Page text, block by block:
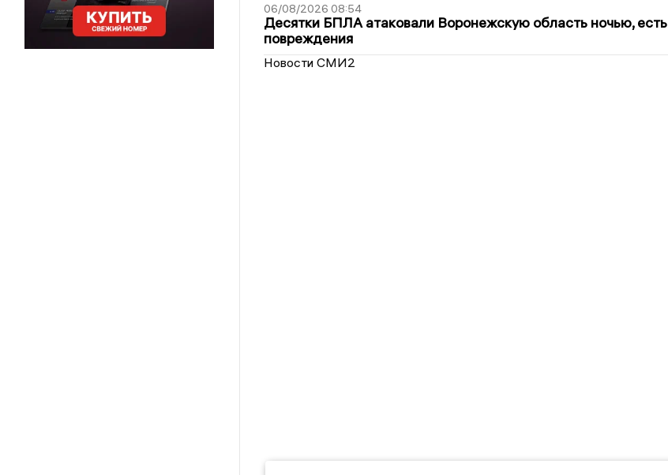
06/08/2026 08:54
Десятки БПЛА атаковали Воронежскую область ночью, есть
повреждения
Новости СМИ2